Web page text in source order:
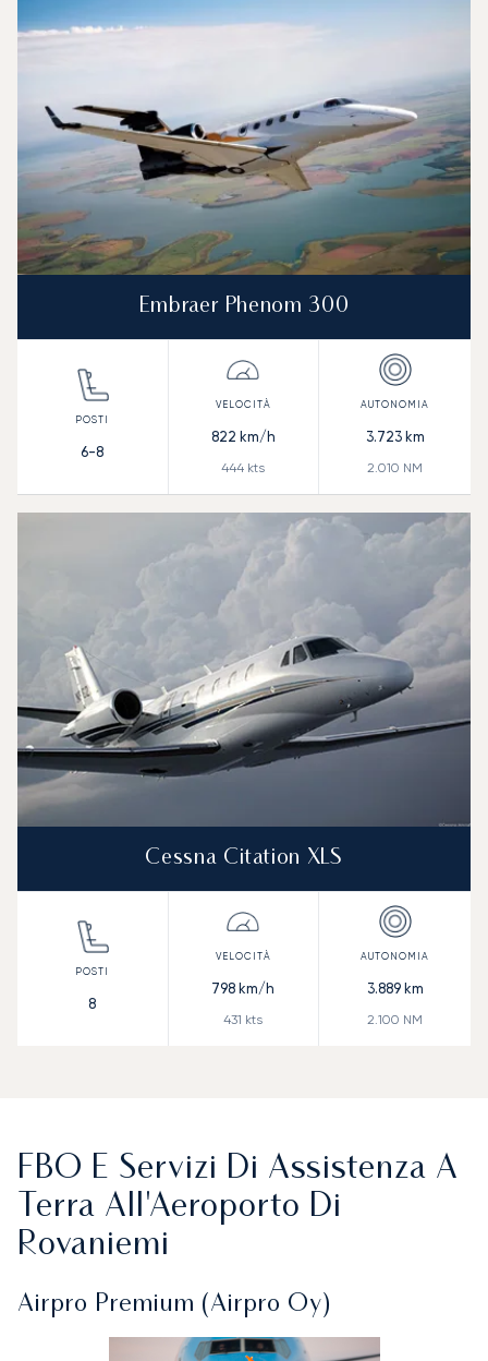
Embraer Phenom 300
6-8
822 km/h
444 kts
3.723km
2.010 NM
Cessna Citation XLS
8
798 km/h
431 kts
3.889km
2.100 NM
FBO E Servizi Di Assistenza A
Terra All'Aeroporto Di
Rovaniemi
Airpro Premium (Airpro Oy)